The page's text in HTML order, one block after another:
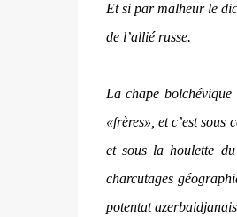
Et si par malheur le
de l’allié russe.
La chape
«frères», et c’est
et sous la houlette
charcutages
potentat